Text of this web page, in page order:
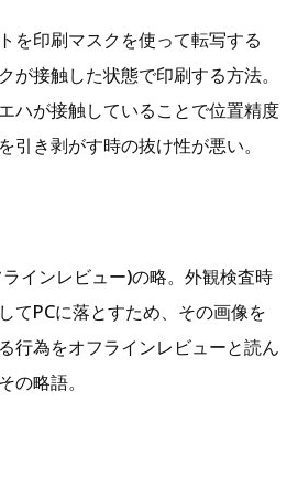
を印刷マスクを使って転写する
が接触した状態で印刷する方法。
ハが接触していることで位置精度
引き剥がす時の抜け性が悪い。
インレビュー)の略。外観検査時
てPCに落とすため、その画像を
行為をオフラインレビューと読ん
の略語。